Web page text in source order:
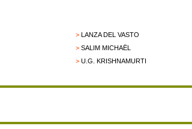
>LANZA DEL VASTO
>SALIM MICHAËL
>U.G. KRISHNAMURTI